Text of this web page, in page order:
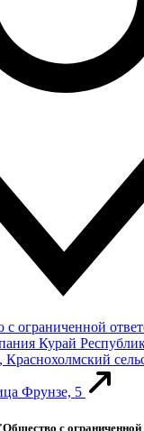
с ограниченной
Курай
Фрунзе, 5
с ограниченной